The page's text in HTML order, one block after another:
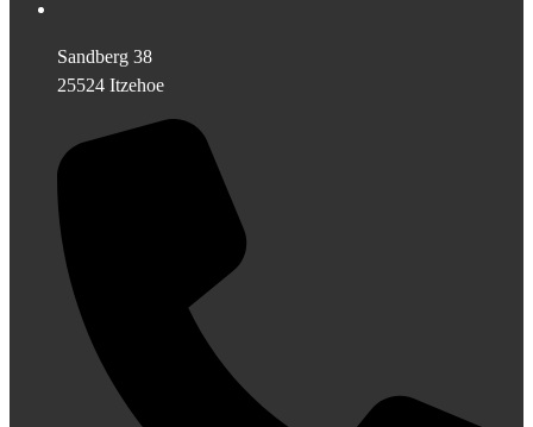
Sandberg 38
25524 Itzehoe